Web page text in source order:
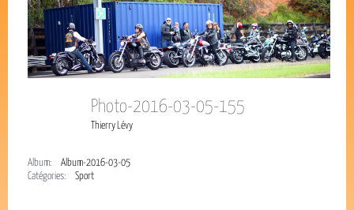
Photo-2016-03-05-155
Thierry Lévy
Album:
Album-2016-03-05
Catégories:
Sport